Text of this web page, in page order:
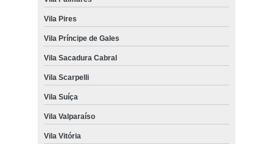
Vila Pires
Vila Príncipe de Gales
Vila Sacadura Cabral
Vila Scarpelli
Vila Suíça
Vila Valparaíso
Vila Vitória